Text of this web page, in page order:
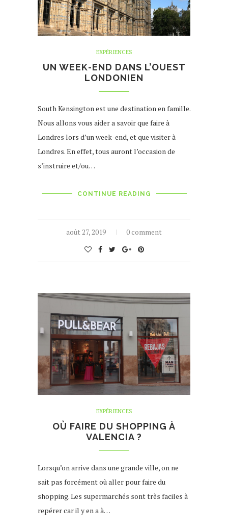
EXPÉRIENCES
UN WEEK-END DANS L’OUEST
LONDONIEN
South Kensington est une destination en famille.
Nous allons vous aider a savoir que faire à
Londres lors d’un week-end, et que visiter à
Londres. En effet, tous auront l’occasion de
s’instruire et/ou…
CONTINUE READING
août 27, 2019 0 comment
EXPÉRIENCES
OÙ FAIRE DU SHOPPING À
VALENCIA ?
Lorsqu’on arrive dans une grande ville, on ne
sait pas forcément où aller pour faire du
shopping. Les supermarchés sont très faciles à
repérer car il y en a à…